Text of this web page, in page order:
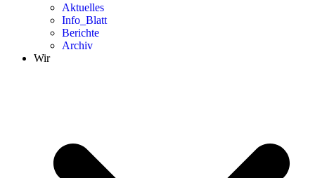
Aktuelles
Info_Blatt
Berichte
Archiv
Wir